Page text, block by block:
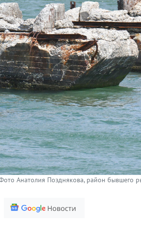
Анатолия Позднякова, район бывшего